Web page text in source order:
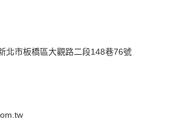
北市板橋區大觀路二段148巷76號